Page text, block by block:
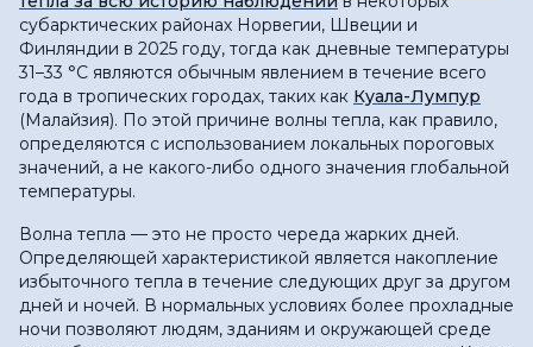
субарктических районах Норвегии, Швеции и
Финляндии в 2025 году, тогда как дневные температуры
31–33 °C являются обычным явлением в течение всего
года в тропических городах, таких как Куала-Лумпур
(Малайзия). По этой причине волны тепла, как правило,
определяются с использованием локальных пороговых
значений, а не какого-либо одного значения глобальной
температуры.
Волна тепла — это не просто череда жарких дней.
Определяющей характеристикой является накопление
избыточного тепла в течение следующих друг за другом
дней и ночей. В нормальных условиях более прохладные
ночи позволяют людям, зданиям и окружающей среде